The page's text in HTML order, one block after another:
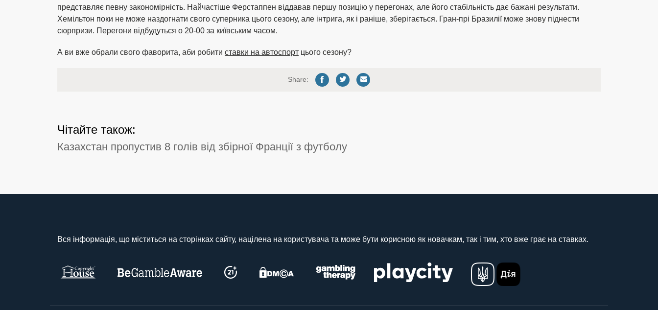
представляє певну закономірність. Найчастіше Ферстаппен віддавав першу позицію у перегонах, але його стабільність дає бажані результати.
Хемільтон поки не може наздогнати свого суперника цього сезону, але інтрига, як і раніше, зберігається. Гран-прі Бразилії може знову піднести
сюрпризи. Перегони відбудуться о 20-00 за київським часом.
А ви вже обрали свого фаворита, аби робити ставки на автоспорт цього сезону?
Share:
Чітайте також:
Казахстан пропустив 8 голів від збірної Франції з футболу
Вся інформація, що міститься на сторінках сайту, націлена на користувача та може бути корисною як новачкам, так і тим, хто вже грає на ставках.